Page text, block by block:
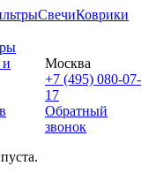
СвечиКоврики
и
Москва
+7 (495) 080-07-
17
Обратный
звонок